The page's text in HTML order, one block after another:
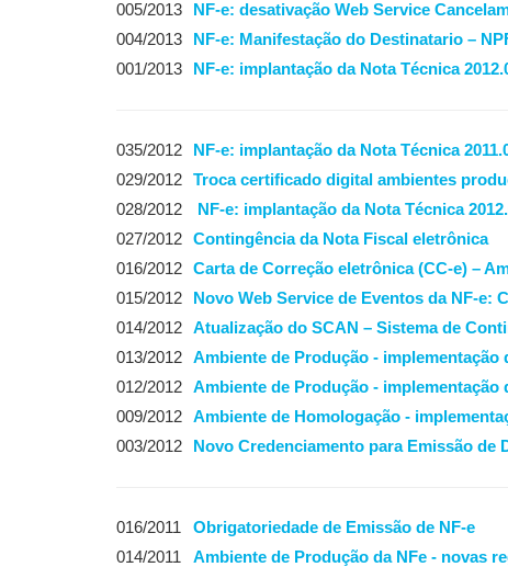
005/2013
NF-e: desativação Web Service
004/2013
NF-e: Manifestação do Destinatario –
001/2013
NF-e: implantação da Nota Técnica
035/2012 NF-e: implantação da Nota Técnica
029/2012
Troca certificado digital ambientes
028/2012
NF-e: implantação da Nota Técnica
027/2012
Contingência da Nota Fiscal eletrônica
016/2012
Carta de Correção eletrônica (CC-e) –
015/2012
Novo Web Service de Eventos da NF-e:
014/2012
Atualização do SCAN – Sistema de
013/2012
Ambiente de Produção - implementação
012/2012
Ambiente de Produção - implementação
009/2012
Ambiente de Homologação -
003/2012
Novo Credenciamento para Emissão de
016/2011 Obrigatoriedade de Emissão de NF-e
014/2011
Ambiente de Produção da NFe - novas